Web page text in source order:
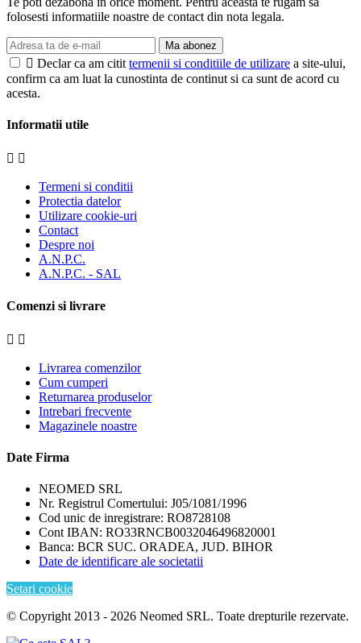
folosesti informatiile noastre de contact din nota legala.
Ma abonez
 Declar ca am citit termenii si conditiile de utilizare a site-ului,
confirm ca am luat la cunostinta de continut si ca sunt de acord cu
acesta.
Informatii utile
 
Termeni si conditii
Protectia datelor
Utilizare cookie-uri
Contact
Despre noi
A.N.P.C.
A.N.P.C. - SAL
Comenzi si livrare
 
Livrarea comenzilor
Cum cumperi
Returnarea produselor
Intrebari frecvente
Magazinele noastre
Date Firma
NEOMED SRL
Nr. Registrul Comertului: J05/1081/1996
Cod unic de inregistrare: RO8728108
Cont IBAN: RO33RNCB0032046496820001
Banca: BCR SUC. ORADEA, JUD. BIHOR
Date de identificare ale societatii
Setari cookie
© Copyright 2013 - 2026 Neomed SRL. Toate drepturile rezervate.